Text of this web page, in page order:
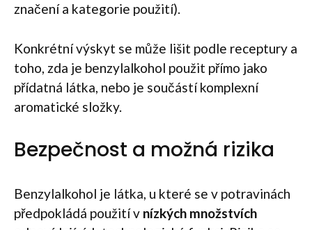
značení a kategorie použití).
Konkrétní výskyt se může lišit podle receptury a
toho, zda je benzylalkohol použit přímo jako
přídatná látka, nebo je součástí komplexní
aromatické složky.
Bezpečnost a možná rizika
Benzylalkohol je látka, u které se v potravinách
předpokládá použití v nízkých množstvích